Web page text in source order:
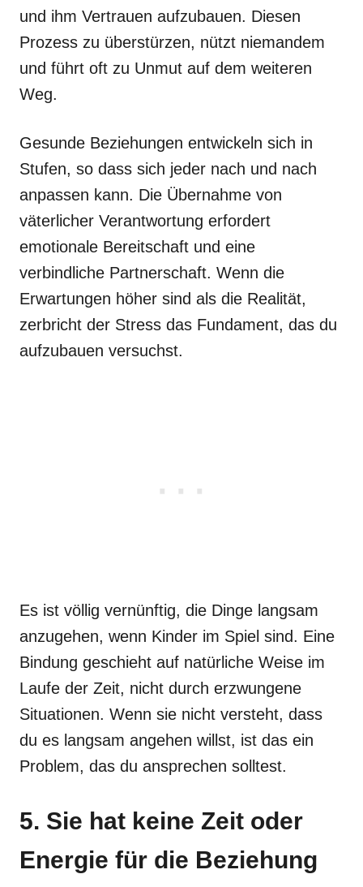
und ihm Vertrauen aufzubauen. Diesen
Prozess zu überstürzen, nützt niemandem
und führt oft zu Unmut auf dem weiteren
Weg.
Gesunde Beziehungen entwickeln sich in
Stufen, so dass sich jeder nach und nach
anpassen kann. Die Übernahme von
väterlicher Verantwortung erfordert
emotionale Bereitschaft und eine
verbindliche Partnerschaft. Wenn die
Erwartungen höher sind als die Realität,
zerbricht der Stress das Fundament, das du
aufzubauen versuchst.
Es ist völlig vernünftig, die Dinge langsam
anzugehen, wenn Kinder im Spiel sind. Eine
Bindung geschieht auf natürliche Weise im
Laufe der Zeit, nicht durch erzwungene
Situationen. Wenn sie nicht versteht, dass
du es langsam angehen willst, ist das ein
Problem, das du ansprechen solltest.
5. Sie hat keine Zeit oder
Energie für die Beziehung